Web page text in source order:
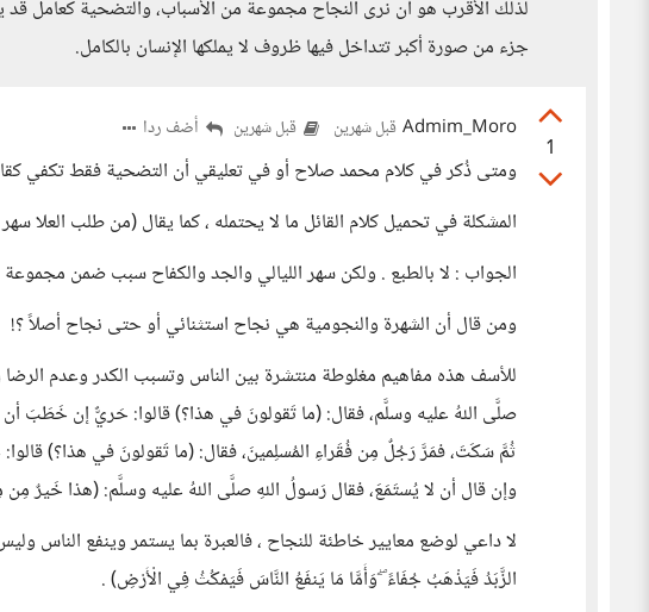
لذلك الأقرب هو أن نرى النجاح مجموعة من الأسباب، والتضحية كعامل قد
جزء من صورة أكبر تتداخل فيها ظروف لا يملكها الإنسان بالكامل.
1
Admim_Moro قبل شهرين قبل شهرين أضف ردا
ومتى ذُكر في كلام محمد صلاح أو في تعليقي أن التضحية فقط تكفي
المشكلة في تحميل كلام القائل ما لا يحتمله ، كما يقال (من طلب العلا
الجواب : لا بالطبع . ولكن سهر الليالي والجد والكفاح سبب ضمن
ومن قال أن الشهرة والنجومية هي نجاح استثنائي أو حتى نجاح أصلاً ؟!
للأسف هذه مفاهيم مغلوطة منتشرة بين الناس وتسبب الكدر وعدم
صلَّى اللهُ عليه وسلَّم، فقال: (ما تَقولونَ في هذا؟) قالوا: حَريٌّ إن خَطَبَ
ثُمَّ سَكَتَ، فمَرَّ رَجُلٌ مِن فُقَراءِ المُسلِمينَ، فقال: (ما تَقولونَ في هذا؟)
وإن قال أن لا يُستَمَعَ، فقال رَسولُ اللهِ صلَّى اللهُ عليه وسلَّم: (هذا خَيرٌ
لا داعي لوضع معايير خاطئة للنجاح ، فالعبرة بما يستمر وينفع
الزَّبَدُ فَيَذْهَبُ جُفَاءً ۖ وَأَمَّا مَا يَنفَعُ النَّاسَ فَيَمْكُثُ فِي الْأَرْضِ) .